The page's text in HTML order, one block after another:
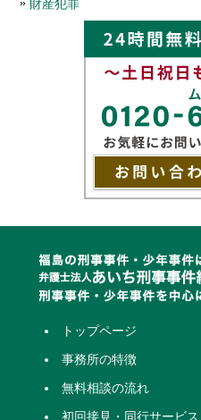
財産犯罪
トップページ
事務所の特徴
無料相談の流れ
初回接見・同行サービス